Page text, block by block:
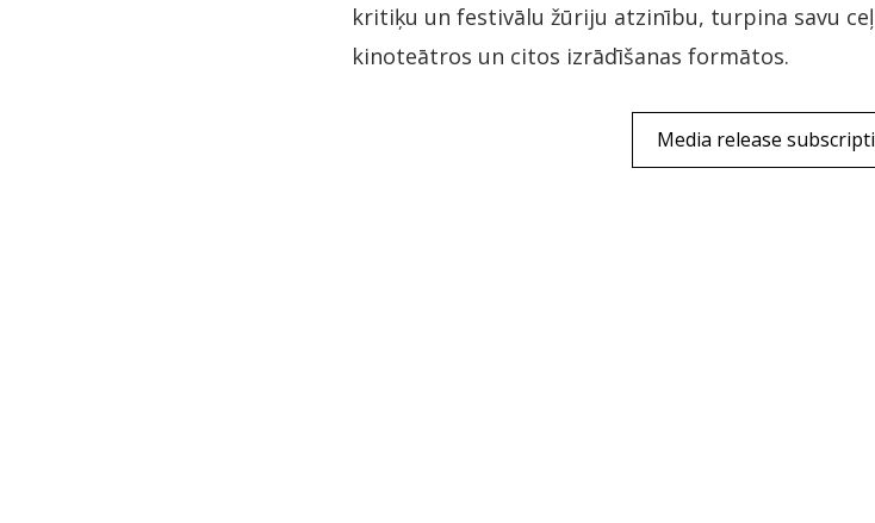
kritiķu un festivālu žūriju atzinību, turpina savu
kinoteātros un citos izrādīšanas formātos.
Media release